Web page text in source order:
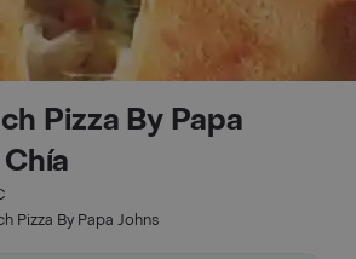
Pizza By Papa
Pizza By Papa Johns